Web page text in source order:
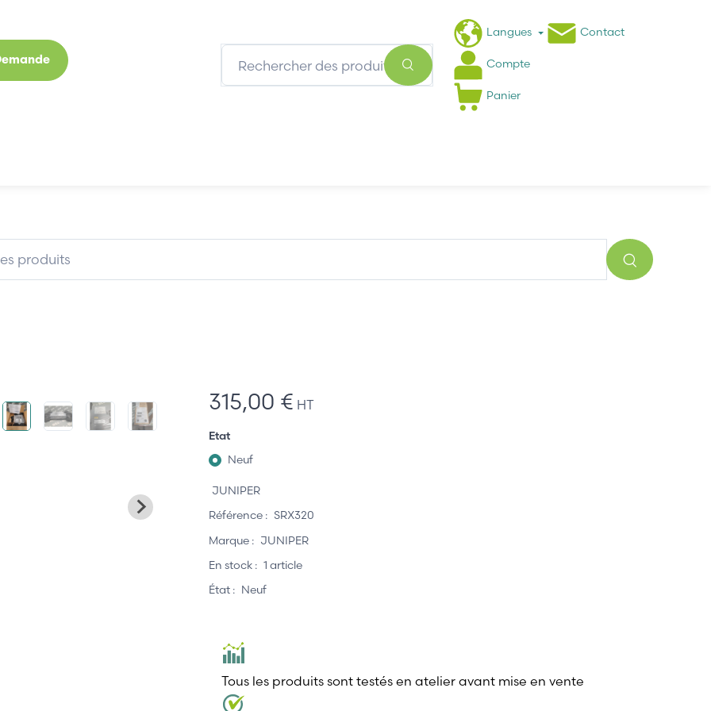
Langues Contact
Compte
Panier
315,00 € HT
Etat
Neuf
JUNIPER
Référence : SRX320
Marque : JUNIPER
En stock : 1 article
État : Neuf
Tous les produits sont testés en atelier avant mise en vente